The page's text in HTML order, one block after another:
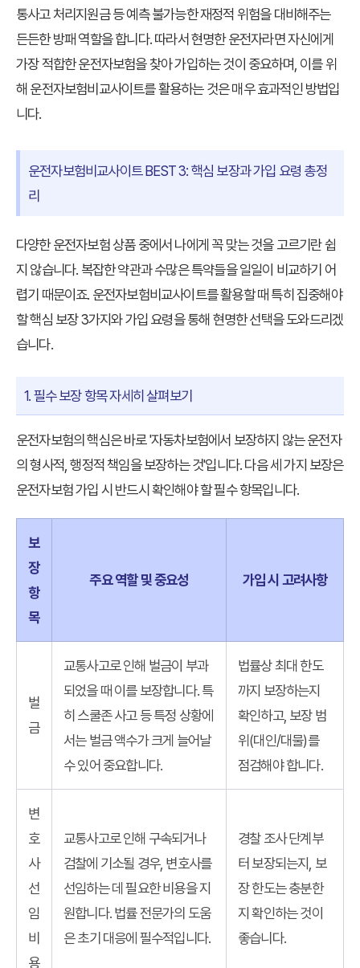
통사고 처리지원금 등 예측 불가능한 재정적 위험을 대비해주는
든든한 방패 역할을 합니다. 따라서 현명한 운전자라면 자신에게
가장 적합한 운전자보험을 찾아 가입하는 것이 중요하며, 이를 위
해 운전자보험비교사이트를 활용하는 것은 매우 효과적인 방법입
니다.
운전자보험비교사이트 BEST 3: 핵심 보장과 가입 요령 총정
리
다양한 운전자보험 상품 중에서 나에게 꼭 맞는 것을 고르기란 쉽
지 않습니다. 복잡한 약관과 수많은 특약들을 일일이 비교하기 어
렵기 때문이죠. 운전자보험비교사이트를 활용할 때 특히 집중해야
할 핵심 보장 3가지와 가입 요령을 통해 현명한 선택을 도와드리겠
습니다.
1. 필수 보장 항목 자세히 살펴보기
운전자보험의 핵심은 바로 '자동차보험에서 보장하지 않는 운전자
의 형사적, 행정적 책임을 보장하는 것'입니다. 다음 세 가지 보장은
운전자보험 가입 시 반드시 확인해야 할 필수 항목입니다.
보
장
항
목
주요 역할 및 중요성 가입 시 고려사항
벌
금
교통사고로 인해 벌금이 부과
되었을 때 이를 보장합니다. 특
히 스쿨존 사고 등 특정 상황에
서는 벌금 액수가 크게 늘어날
수 있어 중요합니다.
법률상 최대 한도
까지 보장하는지
확인하고, 보장 범
위(대인/대물)를
점검해야 합니다.
변
호
사
선
임
비
용
교통사고로 인해 구속되거나
검찰에 기소될 경우, 변호사를
선임하는 데 필요한 비용을 지
원합니다. 법률 전문가의 도움
은 초기 대응에 필수적입니다.
경찰 조사 단계부
터 보장되는지, 보
장 한도는 충분한
지 확인하는 것이
좋습니다.